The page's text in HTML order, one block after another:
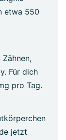
etwa 550
Für dich
pro Tag.
jetzt